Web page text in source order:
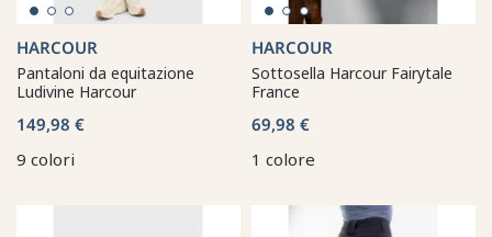
HARCOUR
Pantaloni da equitazione
Ludivine Harcour
149,98 €
9 colori
HARCOUR
Sottosella Harcour Fairytale
France
69,98 €
1 colore